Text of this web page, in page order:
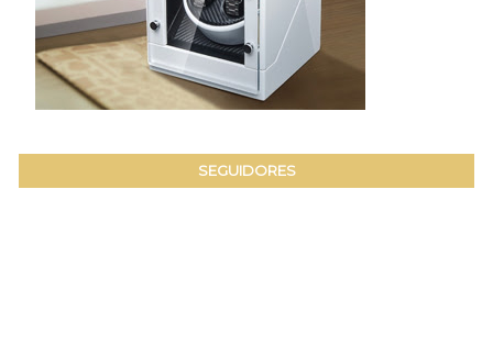
SEGUIDORES